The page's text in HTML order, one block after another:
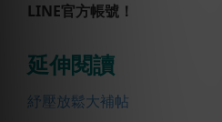
LINE官方帳號！
延伸閱讀
紓壓放鬆大補帖